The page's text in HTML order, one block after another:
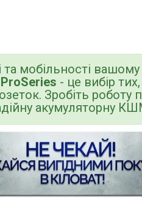
мобільності вашому
- це вибір
Зробіть
акумуляторну